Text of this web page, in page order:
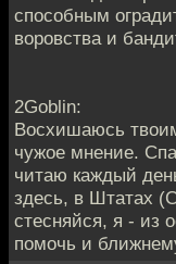
способным
воровства и
2Goblin:
Восхишаюсь
чужое мнение.
читаю каждый
здесь, в Штатах
стесняйся, я - из
помочь и